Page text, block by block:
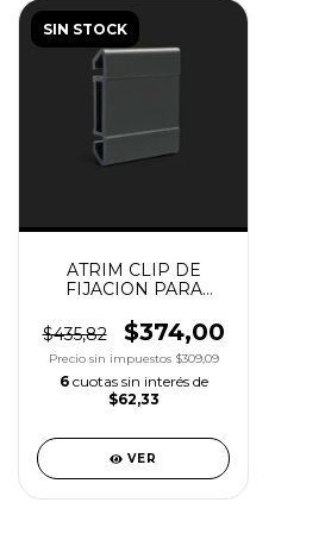
SIN STOCK
ATRIM CLIP DE
FIJACION PARA
COD.2299
$435,82 $374,00
Precio sin impuestos $309,09
6 cuotas sin interés de
$62,33
VER